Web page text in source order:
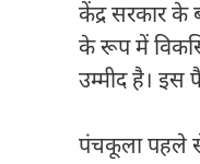
केंद्र सरकार के
के रूप में
उम्मीद है। इस
पंचकूला पहले से